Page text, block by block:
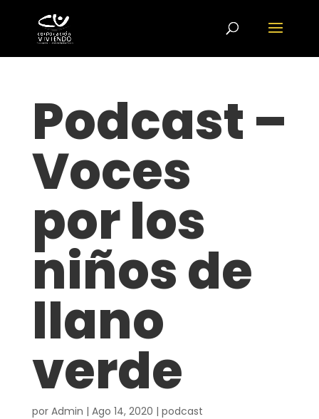
Podcast –
Voces
por los
niños de
llano
verde
por Admin | Ago 14, 2020 | podcast